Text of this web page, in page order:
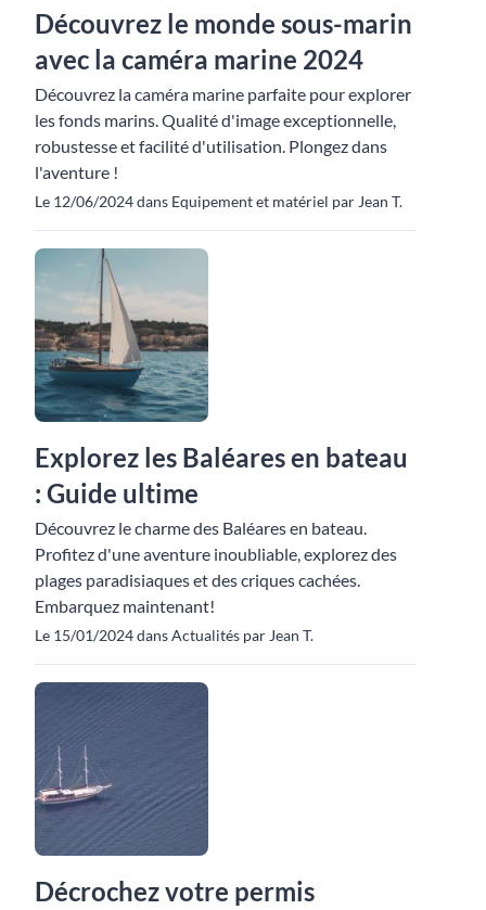
Découvrez le monde sous-marin
avec la caméra marine 2024
Découvrez la caméra marine parfaite pour explorer
les fonds marins. Qualité d'image exceptionnelle,
robustesse et facilité d'utilisation. Plongez dans
l'aventure !
Le 12/06/2024 dans Equipement et matériel par Jean T.
Explorez les Baléares en bateau
: Guide ultime
Découvrez le charme des Baléares en bateau.
Profitez d'une aventure inoubliable, explorez des
plages paradisiaques et des criques cachées.
Embarquez maintenant!
Le 15/01/2024 dans Actualités par Jean T.
Décrochez votre permis